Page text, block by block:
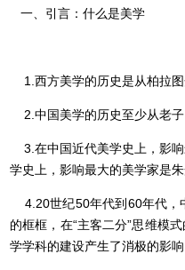
一、引言：什么是美学
1.西方美学的历史是从柏拉
2.中国美学的历史至少从老
3.在中国近代美学史上，影
学史上，影响最大的美学家是朱
4.20世纪50年代到60年代
的框框，在“主客二分”思维模
学学科的建设产生了消极的影响